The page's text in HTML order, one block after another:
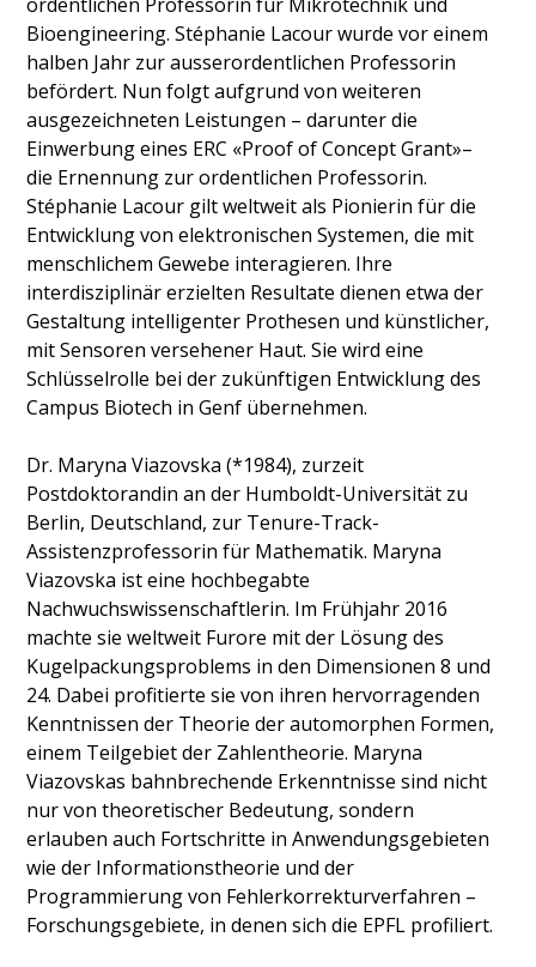
Bioengineering. Stéphanie Lacour wurde vor einem
halben Jahr zur ausserordentlichen Professorin
befördert. Nun folgt aufgrund von weiteren
ausgezeichneten Leistungen – darunter die
Einwerbung eines ERC «Proof of Concept Grant»–
die Ernennung zur ordentlichen Professorin.
Stéphanie Lacour gilt weltweit als Pionierin für die
Entwicklung von elektronischen Systemen, die mit
menschlichem Gewebe interagieren. Ihre
interdisziplinär erzielten Resultate dienen etwa der
Gestaltung intelligenter Prothesen und künstlicher,
mit Sensoren versehener Haut. Sie wird eine
Schlüsselrolle bei der zukünftigen Entwicklung des
Campus Biotech in Genf übernehmen.
Dr. Maryna Viazovska (*1984), zurzeit
Postdoktorandin an der Humboldt-Universität zu
Berlin, Deutschland, zur Tenure-Track-
Assistenzprofessorin für Mathematik. Maryna
Viazovska ist eine hochbegabte
Nachwuchswissenschaftlerin. Im Frühjahr 2016
machte sie weltweit Furore mit der Lösung des
Kugelpackungsproblems in den Dimensionen 8 und
24. Dabei profitierte sie von ihren hervor­ragenden
Kenntnissen der Theorie der automorphen Formen,
einem Teilgebiet der Zahlentheorie. Maryna
Viazovskas bahnbrechende Erkenntnisse sind nicht
nur von theoretischer Bedeutung, sondern
erlauben auch Fortschritte in Anwendungsgebieten
wie der Informationstheorie und der
Programmierung von Fehlerkorrektur­verfahren –
Forschungsgebiete, in denen sich die EPFL profiliert.